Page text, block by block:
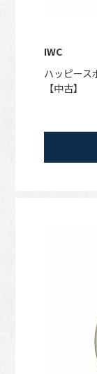
IWC
ハッピー
【中古】